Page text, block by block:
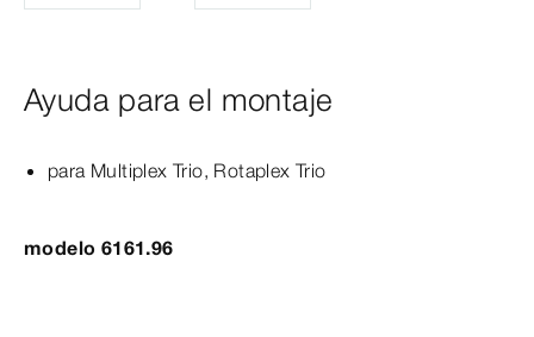
Ayuda para el montaje
para Multiplex Trio, Rotaplex Trio
modelo 6161.96